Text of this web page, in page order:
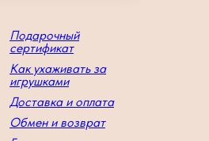
Подарочный
сертификат
Как ухаживать за
игрушками
Доставка и оплата
Обмен и возврат